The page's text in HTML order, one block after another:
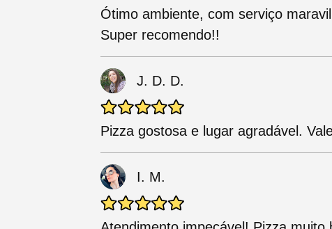
Ótimo ambiente, com serviço
Super recomendo!!
J. D. D.
Pizza gostosa e lugar agradável.
I. M.